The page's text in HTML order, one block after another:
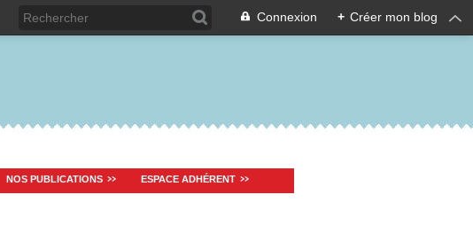
Connexion + Créer mon blog
NOS PUBLICATIONS ESPACE ADHÉRENT